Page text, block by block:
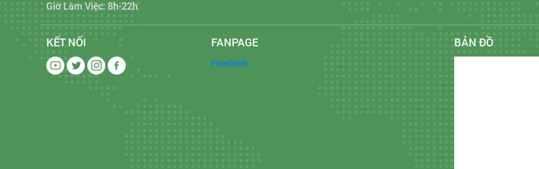
Giờ Làm Việc: 8h-22h
KẾT NỐI FANPAGE
Facebook
BẢN ĐỒ